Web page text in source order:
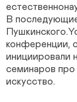
В
конференции,
инициировали
семинаров про
искусство.